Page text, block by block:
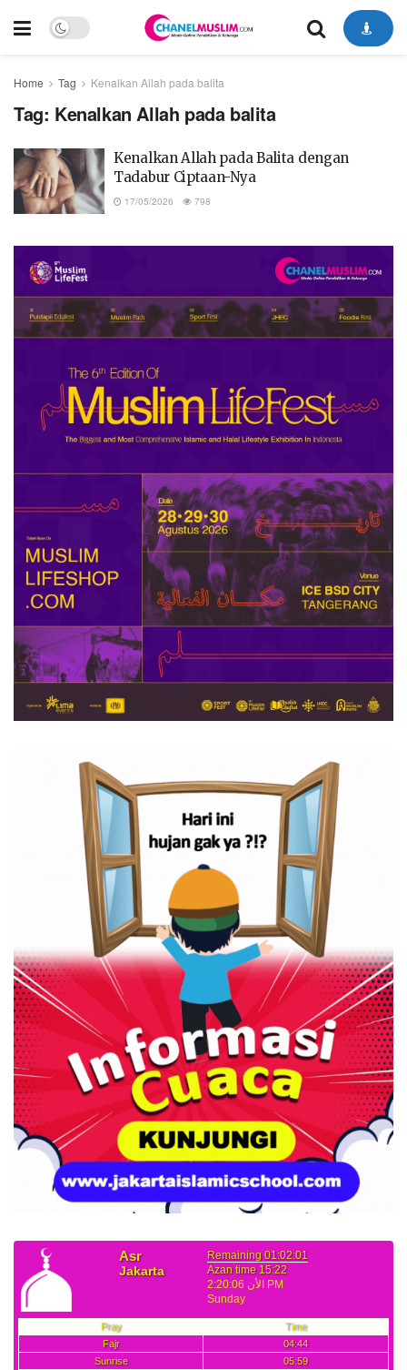
Home Tag Kenalkan Allah pada balita
Tag: Kenalkan Allah pada balita
Kenalkan Allah pada Balita dengan
Tadabur Ciptaan-Nya
17/05/2026 798